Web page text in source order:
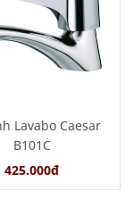
Lavabo Caesar
B101C
425.000đ